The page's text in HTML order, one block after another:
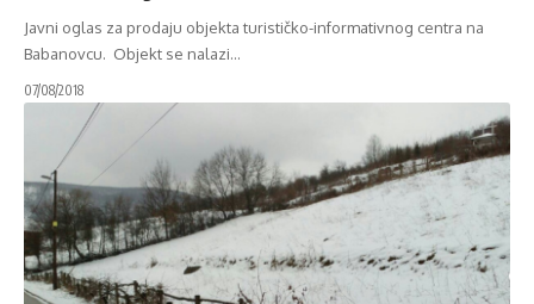
Javni oglas za prodaju objekta turističko-informativnog centra na
Babanovcu. Objekt se nalazi…
07/08/2018